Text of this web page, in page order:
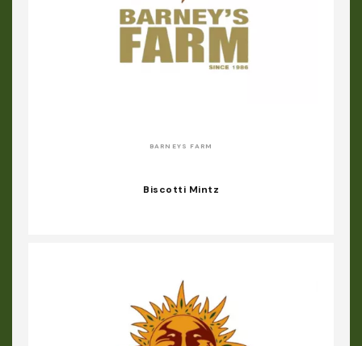
BARNEYS FARM
Biscotti Mintz